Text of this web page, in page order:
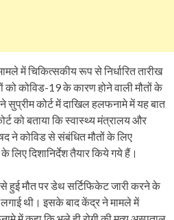
में चिकित्सकीय रूप से निर्धारित तारीख
को कोविड-19 के कारण होने वाली मौतों के
सुप्रीम कोर्ट में दाखिल हलफनामे में यह बात
को बताया कि स्वास्थ्य मंत्रालय और
ने कोविड से संबंधित मौतों के लिए
लिए दिशानिर्देश तैयार किये गये हैं।
हुई मौत पर डेथ सर्टिफिकेट जारी करने के
थी। इसके बाद केंद्र ने मामले में